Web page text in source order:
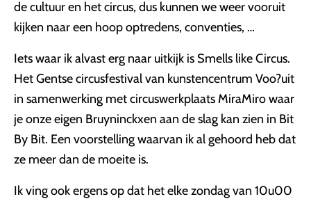
de cultuur en het circus, dus kunnen we weer vooruit
kijken naar een hoop optredens, conventies, …
Iets waar ik alvast erg naar uitkijk is Smells like Circus.
Het Gentse circusfestival van kunstencentrum Voo?uit
in samenwerking met circuswerkplaats MiraMiro waar
je onze eigen Bruyninckxen aan de slag kan zien in Bit
By Bit. Een voorstelling waarvan ik al gehoord heb dat
ze meer dan de moeite is.
Ik ving ook ergens op dat het elke zondag van 10u00